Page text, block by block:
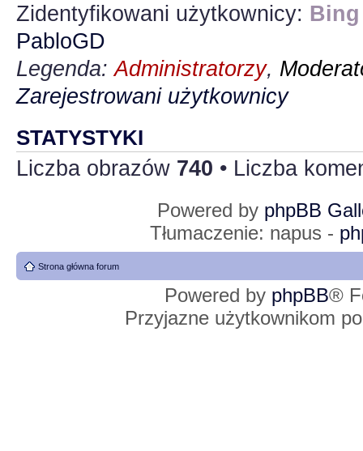
Zidentyfikowani użytkownicy:
PabloGD
Legenda:Administratorzy,
Zarejestrowani użytkownicy
STATYSTYKI
Liczba obrazów 740 • Liczba
Powered by phpBB
Tłumaczenie: napus -
Strona główna forum
Powered by phpBB®
Przyjazne użytkownikom